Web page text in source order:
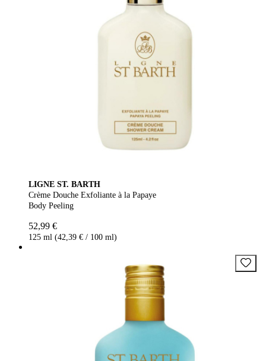
LIGNE ST. BARTH
Crème Douche Exfoliante à la Papaye
Body Peeling
52,99 €
125 ml (42,39 € / 100 ml)